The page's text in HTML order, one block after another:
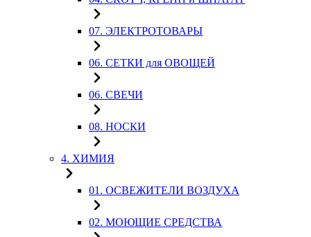
07. ЭЛЕКТРОТОВАРЫ
06. СЕТКИ для ОВОЩЕЙ
06. СВЕЧИ
08. НОСКИ
4. ХИМИЯ
01. ОСВЕЖИТЕЛИ ВОЗДУХА
02. МОЮЩИЕ СРЕДСТВА